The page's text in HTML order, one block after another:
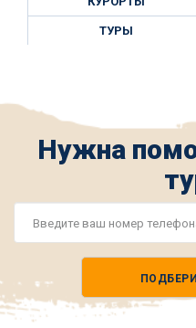
ТУРЫ
Нужна